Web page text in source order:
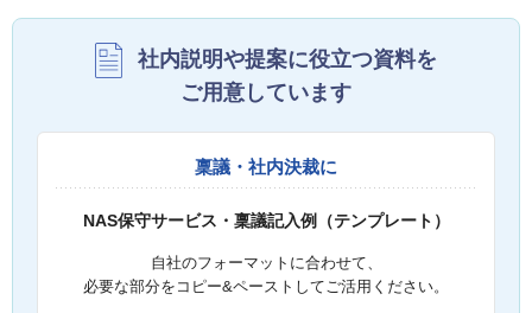
社内説明や提案に役立つ資料を
ご用意しています
稟議・社内決裁に
NAS保守サービス・稟議記入例（テンプレート）
自社のフォーマットに合わせて、
必要な部分をコピー&ペーストしてご活用ください。